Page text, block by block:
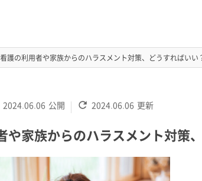
護の利用者や家族からのハラスメント対策、どうすればいい
2024.06.06 公開 2024.06.06 更新
や家族からのハラスメント対策